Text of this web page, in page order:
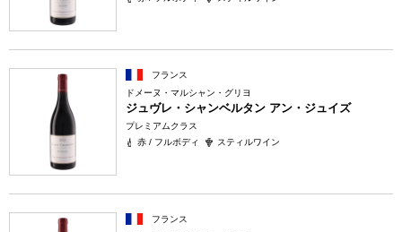
フランス
ドメーヌ・マルシャン・グリヨ
ジュヴレ・シャンベルタン アン・ジュイズ
プレミアムクラス
赤 / フルボディ
スティルワイン
フランス